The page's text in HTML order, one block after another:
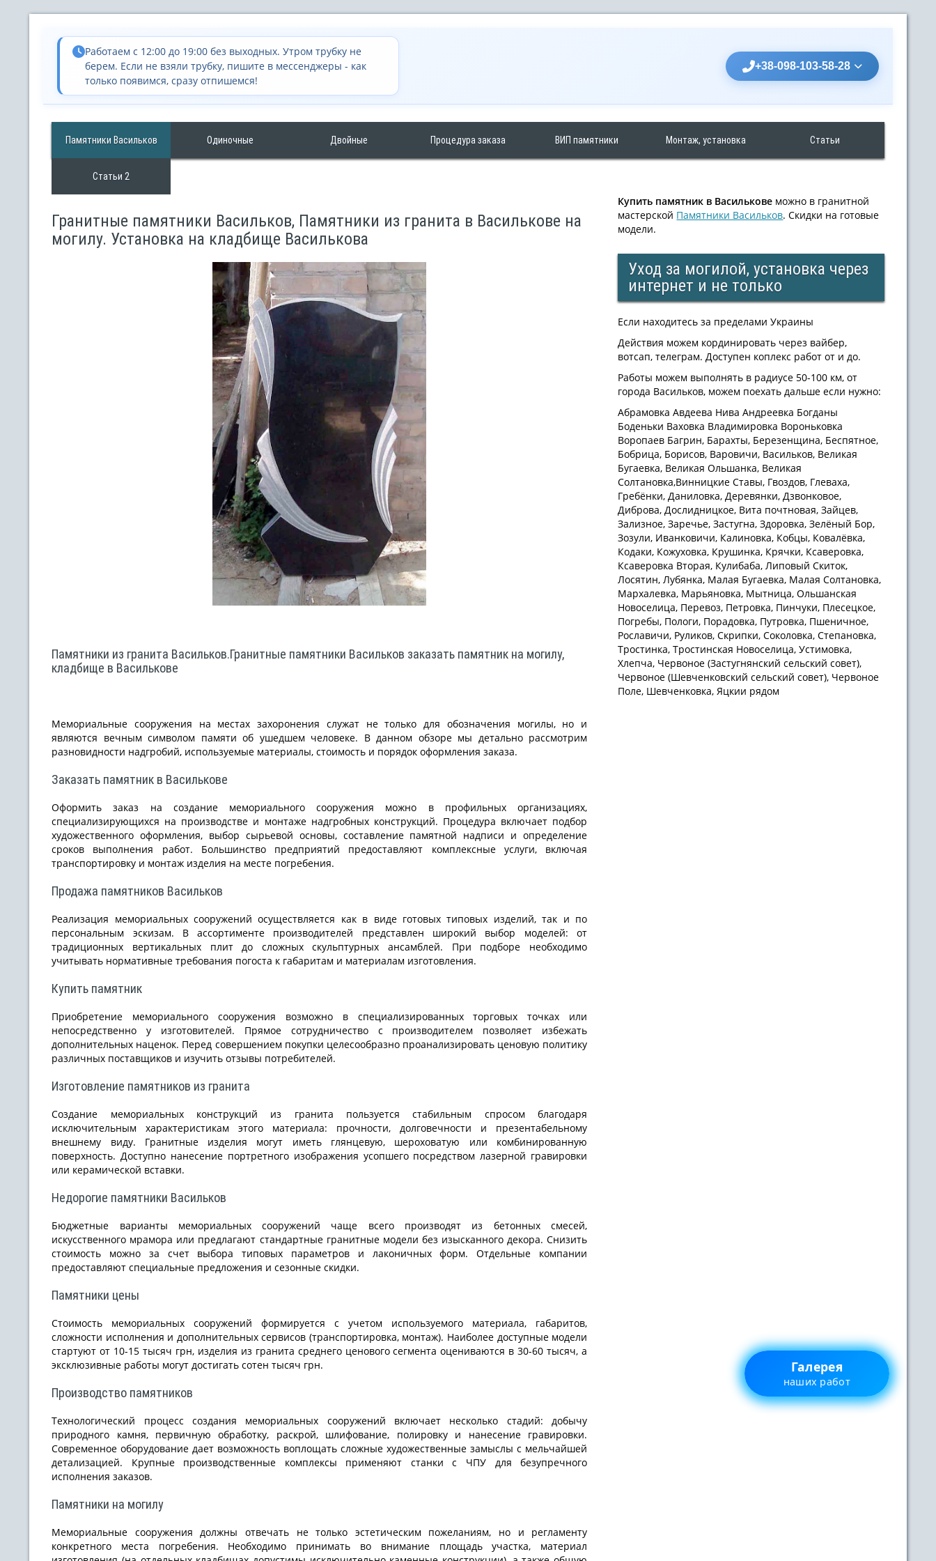
Работаем с 12:00 до 19:00 без выходных. Утром трубку не
берем. Если не взяли трубку, пишите в мессенджеры - как
только появимся, сразу отпишемся!
+38-098-103-58-28
Памятники Васильков Одиночные Двойные Процедура заказа ВИП памятники Монтаж, установка Статьи
Статьи 2
Гранитные памятники Васильков, Памятники из гранита в Василькове на
могилу. Установка на кладбище Василькова
Памятники из гранита Васильков.Гранитные памятники Васильков заказать памятник на могилу,
кладбище в Василькове
Мемориальные сооружения на местах захоронения служат не только для обозначения могилы, но и
являются вечным символом памяти об ушедшем человеке. В данном обзоре мы детально рассмотрим
разновидности надгробий, используемые материалы, стоимость и порядок оформления заказа.
Заказать памятник в Василькове
Оформить заказ на создание мемориального сооружения можно в профильных организациях,
специализирующихся на производстве и монтаже надгробных конструкций. Процедура включает подбор
художественного оформления, выбор сырьевой основы, составление памятной надписи и определение
сроков выполнения работ. Большинство предприятий предоставляют комплексные услуги, включая
транспортировку и монтаж изделия на месте погребения.
Продажа памятников Васильков
Реализация мемориальных сооружений осуществляется как в виде готовых типовых изделий, так и по
персональным эскизам. В ассортименте производителей представлен широкий выбор моделей: от
традиционных вертикальных плит до сложных скульптурных ансамблей. При подборе необходимо
учитывать нормативные требования погоста к габаритам и материалам изготовления.
Купить памятник
Приобретение мемориального сооружения возможно в специализированных торговых точках или
непосредственно у изготовителей. Прямое сотрудничество с производителем позволяет избежать
дополнительных наценок. Перед совершением покупки целесообразно проанализировать ценовую политику
различных поставщиков и изучить отзывы потребителей.
Изготовление памятников из гранита
Создание мемориальных конструкций из гранита пользуется стабильным спросом благодаря
исключительным характеристикам этого материала: прочности, долговечности и презентабельному
внешнему виду. Гранитные изделия могут иметь глянцевую, шероховатую или комбинированную
поверхность. Доступно нанесение портретного изображения усопшего посредством лазерной гравировки
или керамической вставки.
Недорогие памятники Васильков
Бюджетные варианты мемориальных сооружений чаще всего производят из бетонных смесей,
искусственного мрамора или предлагают стандартные гранитные модели без изысканного декора. Снизить
стоимость можно за счет выбора типовых параметров и лаконичных форм. Отдельные компании
предоставляют специальные предложения и сезонные скидки.
Памятники цены
Стоимость мемориальных сооружений формируется с учетом используемого материала, габаритов,
сложности исполнения и дополнительных сервисов (транспортировка, монтаж). Наиболее доступные модели
стартуют от 10-15 тысяч грн, изделия из гранита среднего ценового сегмента оцениваются в 30-60 тысяч, а
эксклюзивные работы могут достигать сотен тысяч грн.
Производство памятников
Технологический процесс создания мемориальных сооружений включает несколько стадий: добычу
природного камня, первичную обработку, раскрой, шлифование, полировку и нанесение гравировки.
Современное оборудование дает возможность воплощать сложные художественные замыслы с мельчайшей
детализацией. Крупные производственные комплексы применяют станки с ЧПУ для безупречного
исполнения заказов.
Памятники на могилу
Мемориальные сооружения должны отвечать не только эстетическим пожеланиям, но и регламенту
конкретного места погребения. Необходимо принимать во внимание площадь участка, материал
Купить памятник в Василькове можно в гранитной
мастерской Памятники Васильков. Скидки на готовые
модели.
Уход за могилой, установка через
интернет и не только
Если находитесь за пределами Украины
Действия можем кординировать через вайбер,
вотсап, телеграм. Доступен коплекс работ от и до.
Работы можем выполнять в радиусе 50-100 км, от
города Васильков, можем поехать дальше если нужно:
Абрамовка Авдеева Нива Андреевка Богданы
Боденьки Ваховка Владимировка Вороньковка
Воропаев Багрин, Барахты, Березенщина, Беспятное,
Бобрица, Борисов, Варовичи, Васильков, Великая
Бугаевка, Великая Ольшанка, Великая
Солтановка,Винницкие Ставы, Гвоздов, Глеваха,
Гребёнки, Даниловка, Деревянки, Дзвонковое,
Диброва, Дослидницкое, Вита почтновая, Зайцев,
Зализное, Заречье, Застугна, Здоровка, Зелёный Бор,
Зозули, Иванковичи, Калиновка, Кобцы, Ковалёвка,
Кодаки, Кожуховка, Крушинка, Крячки, Ксаверовка,
Ксаверовка Вторая, Кулибаба, Липовый Скиток,
Лосятин, Лубянка, Малая Бугаевка, Малая Солтановка,
Мархалевка, Марьяновка, Мытница, Ольшанская
Новоселица, Перевоз, Петровка, Пинчуки, Плесецкое,
Погребы, Пологи, Порадовка, Путровка, Пшеничное,
Рославичи, Руликов, Скрипки, Соколовка, Степановка,
Тростинка, Тростинская Новоселица, Устимовка,
Хлепча, Червоное (Застугнянский сельский совет),
Червоное (Шевченковский сельский совет), Червоное
Поле, Шевченковка, Яцкии рядом
Галерея
наших работ